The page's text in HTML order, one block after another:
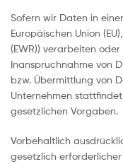
Sofern wir Daten in
Europäischen Union
(EWR)) verarbeiten
Inanspruchnahme von
bzw. Übermittlung von
Unternehmen
gesetzlichen Vorgaben.
Vorbehaltlich
gesetzlich